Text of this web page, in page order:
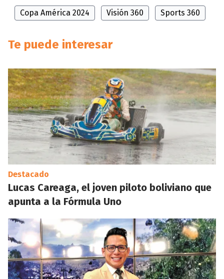
Copa América 2024 Visión 360 Sports 360
Te puede interesar
Destacado
Lucas Careaga, el joven piloto boliviano que
apunta a la Fórmula Uno